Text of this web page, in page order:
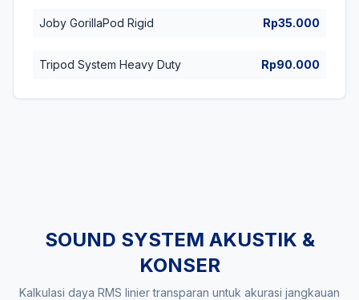
Joby GorillaPod Rigid Rp35.000
Tripod System Heavy Duty Rp90.000
SOUND SYSTEM AKUSTIK &
KONSER
Kalkulasi daya RMS linier transparan untuk akurasi jangkauan